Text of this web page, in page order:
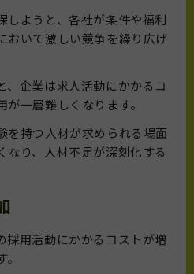
しようと、各社が条件や福利
おいて激しい競争を繰り広げ
、企業は求人活動にかかるコ
一層難しくなります。
を持つ人材が求められる場面
なり、人材不足が深刻化する
採用活動にかかるコストが増